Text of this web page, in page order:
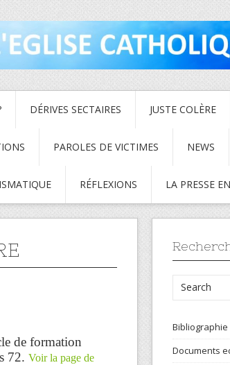
DÉRIVES SECTAIRES JUSTE COLÈRE
PAROLES DE VICTIMES NEWS
RÉFLEXIONS LA PRESSE
de formation
72. Voir la page de
Bibliographie
Documents